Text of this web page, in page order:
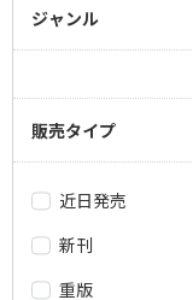
ジャンル
販売タイプ
近日発売
新刊
重版